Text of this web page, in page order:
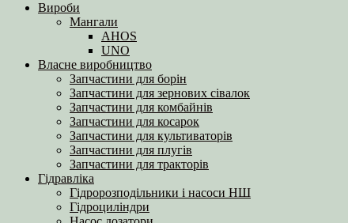
Вироби
Мангали
AHOS
UNO
Власне виробництво
Запчастини для борін
Запчастини для зернових сівалок
Запчастини для комбайнів
Запчастини для косарок
Запчастини для культиваторів
Запчастини для плугів
Запчастини для тракторів
Гідравліка
Гідророзподільники і насоси НШ
Гідроциліндри